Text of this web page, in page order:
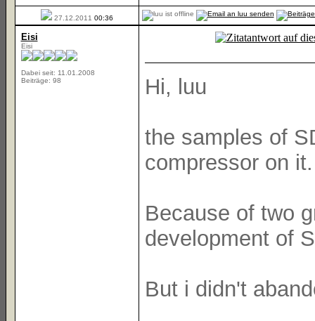
27.12.2011 00:36
Eisi
Eisi
Dabei seit: 11.01.2008
Beiträge: 98
Hi, luu
the samples of
compressor on
Because of two
development of
But i didn't